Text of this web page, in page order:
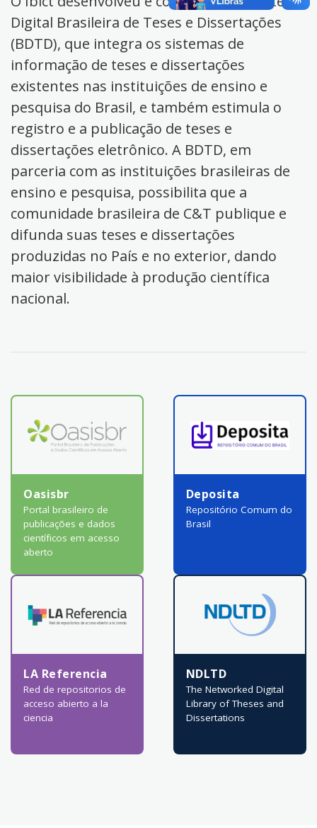
Digital Brasileira de Teses e Dissertações
(BDTD), que integra os sistemas de
informação de teses e dissertações
existentes nas instituições de ensino e
pesquisa do Brasil, e também estimula o
registro e a publicação de teses e
dissertações eletrônico. A BDTD, em
parceria com as instituições brasileiras de
ensino e pesquisa, possibilita que a
comunidade brasileira de C&T publique e
difunda suas teses e dissertações
produzidas no País e no exterior, dando
maior visibilidade à produção científica
nacional.
Oasisbr
Portal brasileiro de
publicações e dados
científicos em acesso
aberto
Deposita
Repositório Comum do
Brasil
LA Referencia
Red de repositorios de
acceso abierto a la
ciencia
NDLTD
The Networked Digital
Library of Theses and
Dissertations